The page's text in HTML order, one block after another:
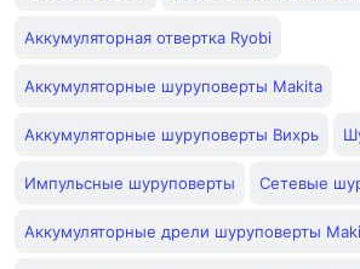
Аккумуляторная отвертка Ryobi
Аккумуляторные шуруповерты Makita
Аккумуляторные шуруповерты Вихрь
Импульсные шуруповерты Сетевые
Аккумуляторные дрели шуруповерты